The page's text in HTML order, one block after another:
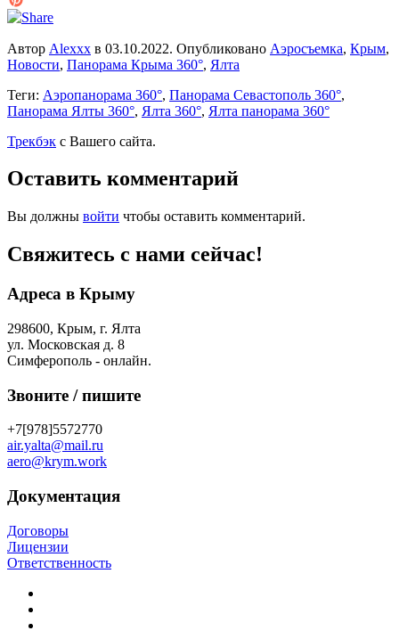
Pinterest
Автор Alexxx в 03.10.2022. Опубликовано Аэросъемка, Крым,
Новости, Панорама Крыма 360°, Ялта
Теги: Аэропанорама 360°, Панорама Севастополь 360°,
Панорама Ялты 360°, Ялта 360°, Ялта панорама 360°
Трекбэк с Вашего сайта.
Оставить комментарий
Вы должны войти чтобы оставить комментарий.
Свяжитесь с нами сейчас!
Адреса в Крыму
298600, Крым, г. Ялта
ул. Московская д. 8
Симферополь - онлайн.
Звоните / пишите
+7[978]5572770
air.yalta@mail.ru
aero@krym.work
Документация
Договоры
Лицензии
Ответственность